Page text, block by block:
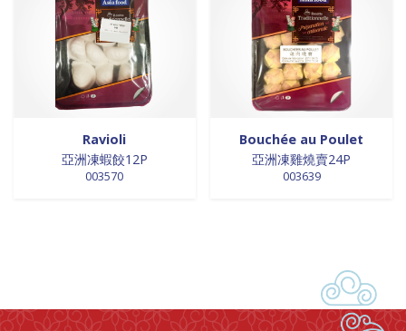
Ravioli
亞洲凍蝦餃12P
003570
Bouchée au Poulet
亞洲凍雞燒賣24P
003639